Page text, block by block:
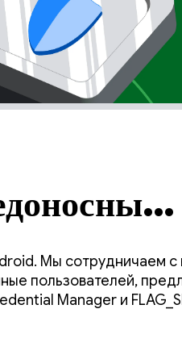
Мы сотрудничаем с
пользователей,
Manager и